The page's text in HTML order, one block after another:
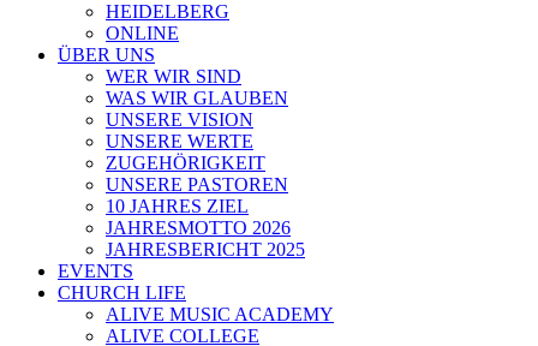
HEIDELBERG
ONLINE
ÜBER UNS
WER WIR SIND
WAS WIR GLAUBEN
UNSERE VISION
UNSERE WERTE
ZUGEHÖRIGKEIT
UNSERE PASTOREN
10 JAHRES ZIEL
JAHRESMOTTO 2026
JAHRESBERICHT 2025
EVENTS
CHURCH LIFE
ALIVE MUSIC ACADEMY
ALIVE COLLEGE